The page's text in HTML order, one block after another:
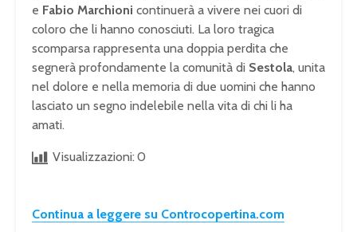
e Fabio Marchioni continuerà a vivere nei cuori di
coloro che li hanno conosciuti. La loro tragica
scomparsa rappresenta una doppia perdita che
segnerà profondamente la comunità di Sestola, unita
nel dolore e nella memoria di due uomini che hanno
lasciato un segno indelebile nella vita di chi li ha
amati.
Visualizzazioni: 0
Continua a leggere su Controcopertina.com